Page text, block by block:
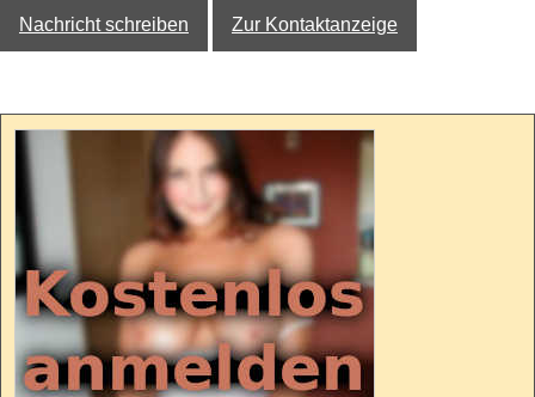
Nachricht schreiben Zur Kontaktanzeige